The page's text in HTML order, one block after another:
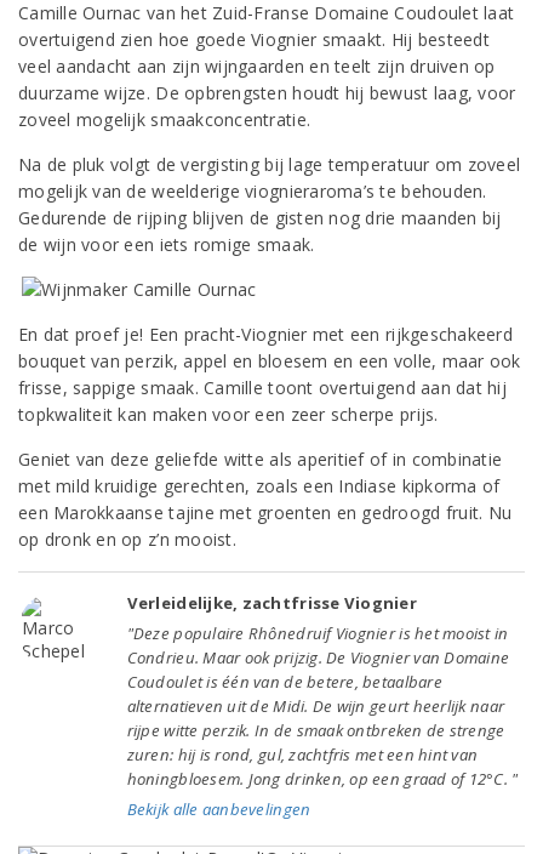
Camille Ournac van het Zuid-Franse Domaine Coudoulet laat
overtuigend zien hoe goede Viognier smaakt. Hij besteedt
veel aandacht aan zijn wijngaarden en teelt zijn druiven op
duurzame wijze. De opbrengsten houdt hij bewust laag, voor
zoveel mogelijk smaakconcentratie.
Na de pluk volgt de vergisting bij lage temperatuur om zoveel
mogelijk van de weelderige viognieraroma’s te behouden.
Gedurende de rijping blijven de gisten nog drie maanden bij
de wijn voor een iets romige smaak.
En dat proef je! Een pracht-Viognier met een rijkgeschakeerd
bouquet van perzik, appel en bloesem en een volle, maar ook
frisse, sappige smaak.Camille toont overtuigend aan dat hij
topkwaliteit kan maken voor een zeer scherpe prijs.
Geniet van deze geliefde witte als aperitief of in combinatie
met mild kruidige gerechten, zoals een Indiase kipkorma of
een Marokkaanse tajine met groenten en gedroogd fruit. Nu
op dronk en op z’n mooist.
Verleidelijke, zachtfrisse Viognier
"Deze populaire Rhônedruif Viognier is het mooist in
Condrieu. Maar ook prijzig. De Viognier van Domaine
Coudoulet is één van de betere, betaalbare
alternatieven uit de Midi. De wijn geurt heerlijk naar
rijpe witte perzik. In de smaak ontbreken de strenge
zuren: hij is rond, gul, zachtfris met een hint van
honingbloesem. Jong drinken, op een graad of 12°C. "
Bekijk alle aanbevelingen